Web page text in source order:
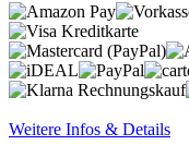
Weitere Infos & Details